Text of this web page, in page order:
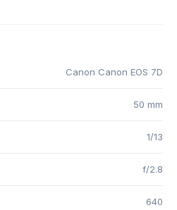
Canon Canon EOS 7D
50 mm
1/13
f/2.8
640